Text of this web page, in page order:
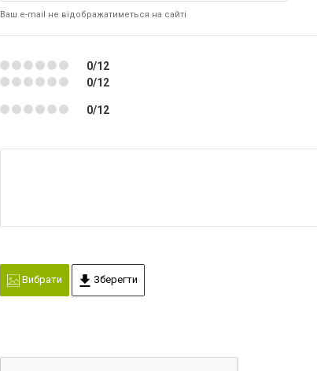
Ваш e-mail не відображатиметься на сайті
0/12
0/12
0/12
Вибрати Зберегти